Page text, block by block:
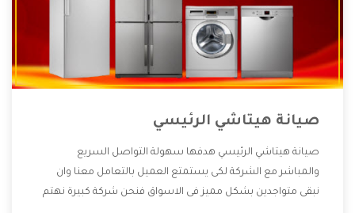
صيانة هيتاشي الرئيسي
صيانة هيتاشي الرئيسي هدفها سهولة التواصل السريع
والمباشر مع الشركة لكى يستمتع العميل بالتعامل معنا وان
نبقى متواجدين بشكل مميز فى الاسواق فنحن شركة كبيرة نهتم